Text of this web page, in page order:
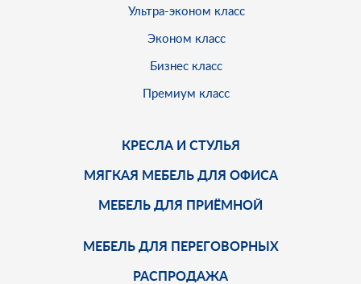
Ультра-эконом класс
Эконом класс
Бизнес класс
Премиум класс
КРЕСЛА И СТУЛЬЯ
МЯГКАЯ МЕБЕЛЬ ДЛЯ ОФИСА
МЕБЕЛЬ ДЛЯ ПРИЁМНОЙ
МЕБЕЛЬ ДЛЯ ПЕРЕГОВОРНЫХ
РАСПРОДАЖА